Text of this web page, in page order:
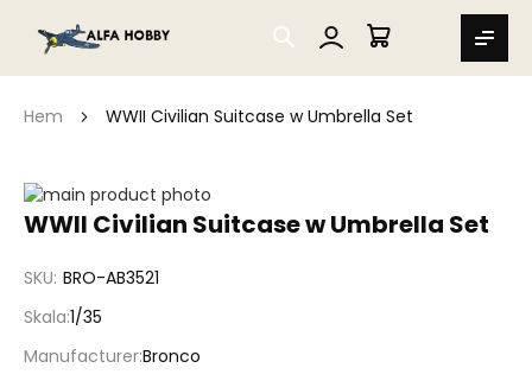
SEARCH
MIN VARUKORG
Hem WWII Civilian Suitcase w Umbrella Set
WWII Civilian Suitcase w Umbrella Set
SKU BRO-AB3521
Skala 1/35
ManufacturerBronco
Hoppa
till
bildgalleriet
Hoppa
av
bildgalleriet